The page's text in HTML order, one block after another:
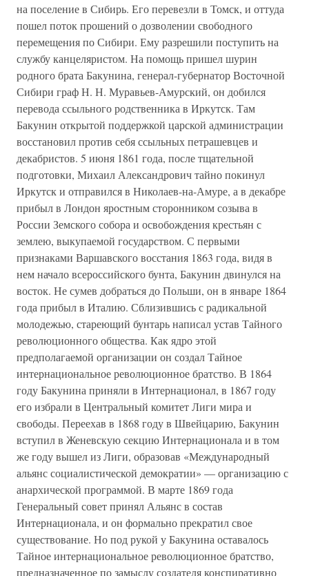
на поселение в Сибирь. Его перевезли в Томск, и оттуда
пошел поток прошений о дозволении свободного
перемещения по Сибири. Ему разрешили поступить на
службу канцеляристом. На помощь пришел шурин
родного брата Бакунина, генерал-губернатор Восточной
Сибири граф Н. Н. Муравьев-Амурский, он добился
перевода ссыльного родственника в Иркутск. Там
Бакунин открытой поддержкой царской администрации
восстановил против себя ссыльных петрашевцев и
декабристов. 5 июня 1861 года, после тщательной
подготовки, Михаил Александрович тайно покинул
Иркутск и отправился в Николаев-на-Амуре, а в декабре
прибыл в Лондон яростным сторонником созыва в
России Земского собора и освобождения крестьян с
землею, выкупаемой государством. С первыми
признаками Варшавского восстания 1863 года, видя в
нем начало всероссийского бунта, Бакунин двинулся на
восток. Не сумев добраться до Польши, он в январе 1864
года прибыл в Италию. Сблизившись с радикальной
молодежью, стареющий бунтарь написал устав Тайного
революционного общества. Как ядро этой
предполагаемой организации он создал Тайное
интернациональное революционное братство. В 1864
году Бакунина приняли в Интернационал, в 1867 году
его избрали в Центральный комитет Лиги мира и
свободы. Переехав в 1868 году в Швейцарию, Бакунин
вступил в Женевскую секцию Интернационала и в том
же году вышел из Лиги, образовав «Международный
альянс социалистической демократии» — организацию с
анархической программой. В марте 1869 года
Генеральный совет принял Альянс в состав
Интернационала, и он формально прекратил свое
существование. Но под рукой у Бакунина оставалось
Тайное интернациональное революционное братство,
предназначенное по замыслу создателя конспиративно